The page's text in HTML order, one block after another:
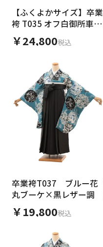
【ふくよかサイズ】卒業
袴 T035 オフ白御所車花
×黒
￥24,800税込
卒業袴T037 ブルー花
丸ブーケ×黒レザー調
￥19,800税込